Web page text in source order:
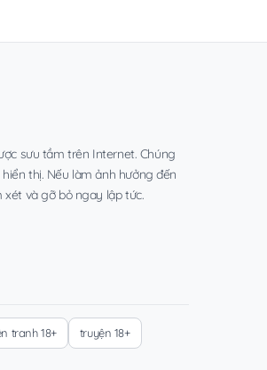
sưu tầm trên Internet. Chúng
thị. Nếu làm ảnh hưởng đến
xét và gỡ bỏ ngay lập tức.
tranh 18+ truyện 18+